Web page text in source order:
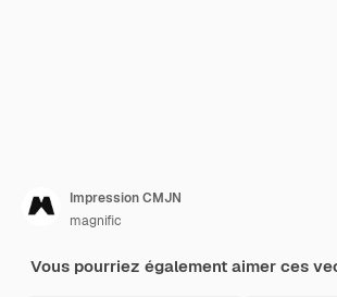
Impression CMJN
magnific
Vous pourriez également aimer ces